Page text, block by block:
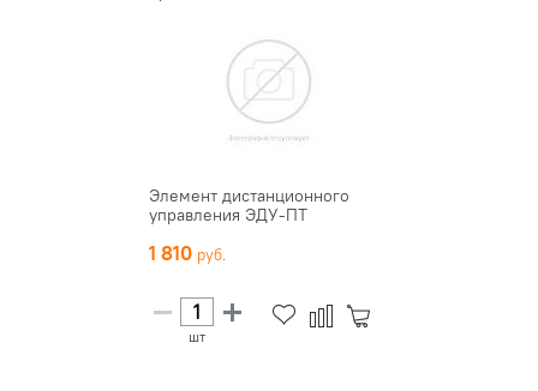
Элемент дистанционного
управления ЭДУ-ПТ
1 810
шт